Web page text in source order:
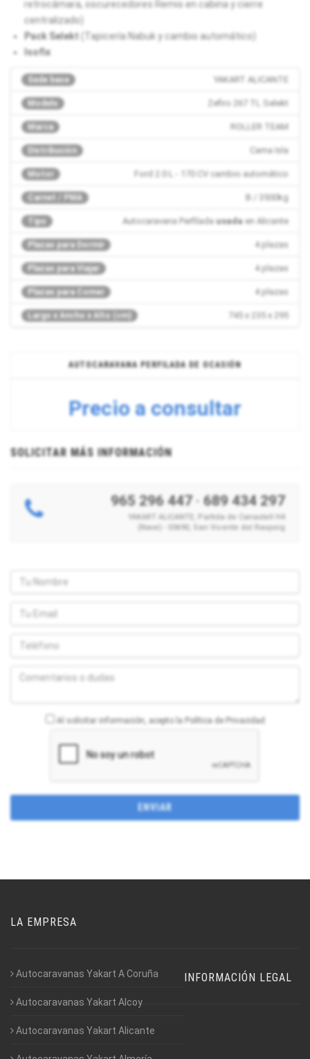
retrocámara, oscurecedores Remis en cabina y cierre
centralizado)
Pack Selekt (Tapicería Nabuk y cambio automático)
Isofix
Sede base YAKART ALICANTE
Modelo Zefiro 267 TL Selekt
Marca ROLLER TEAM
Distribución Cama Isla
Motor Ford 2.0 L - 170 CV cambio automático
Carnet / PMA B / 3500kg
Tipo Autocaravana Perfiladausadaen Alicante
Plazas para Dormir 4 plazas
Plazas para Viajar 4 plazas
Plazas para Comer 4 plazas
Largo x Ancho x Alto (cm) 745 x 235 x 295
AUTOCARAVANA PERFILADA DE OCASIÓN
Precio a consultar
SOLICITAR MÁS INFORMACIÓN
965 296 447·689 434 297
YAKART ALICANTE, Partida de Canastell H4
(Nave) - 03690, San Vicente del Raspeig
Al solicitar información, acepto la Política de Privacidad
LA EMPRESA
Autocaravanas Yakart A Coruña
Autocaravanas Yakart Alcoy
Autocaravanas Yakart Alicante
INFORMACIÓN LEGAL